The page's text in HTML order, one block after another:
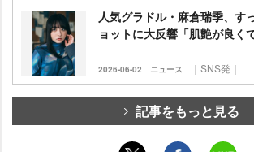
人気グラドル・麻倉瑞季、す
ョットに大反響「肌艶が良く
2026-06-02 ニュース ｜SNS発｜
記事をもっと見る